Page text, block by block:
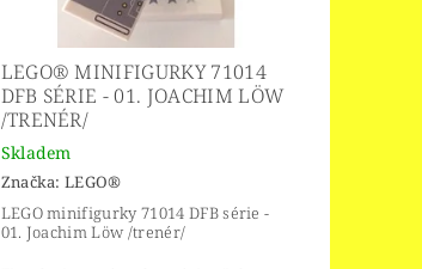
LEGO® MINIFIGURKY 71014
DFB SÉRIE - 01. JOACHIM LÖW
/TRENÉR/
Skladem
Značka:LEGO®
LEGO minifigurky 71014 DFB série -
01. Joachim Löw /trenér/